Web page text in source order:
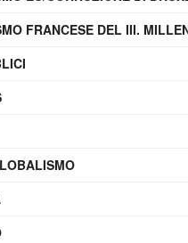
FRANCESE DEL III.